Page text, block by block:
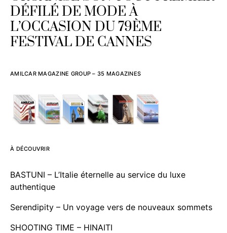
DÉFILÉ DE MODE À
L’OCCASION DU 79ÈME
FESTIVAL DE CANNES
AMILCAR MAGAZINE GROUP – 35 MAGAZINES
À DÉCOUVRIR
BASTUNI – L’Italie éternelle au service du luxe
authentique
Serendipity – Un voyage vers de nouveaux sommets
SHOOTING TIME – HINAITI